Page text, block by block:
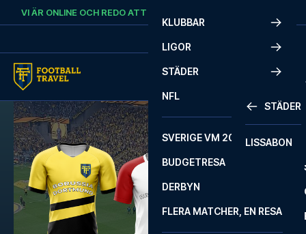
Skip to content
VI ÄR ONLINE OCH REDO ATT HJÄLPA DIG.
KLUBBAR
LIGOR
STÄDER
STÄDER
LISSABON
NFL
SVERIGE VM 2026
BUDGETRESA
DERBYN
FLERA MATCHER, EN RESA